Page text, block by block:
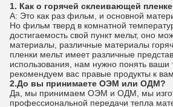
1. Как о горячей склеивающей
А: Это как раз фильм, и основной
Но фильм тверд в комнатной
достигаемость свой пункт мельт, оно
материалы, различные материалы
пленки мельт имеет различные
использования, нам нужно понять ваши
рекомендуем вас правые продукты к вам.
2.До вы принимаете ОЭМ или ОДМ?
Да, мы принимаем ОЭМ и ОДМ, мы
профессиональной передачи тепла